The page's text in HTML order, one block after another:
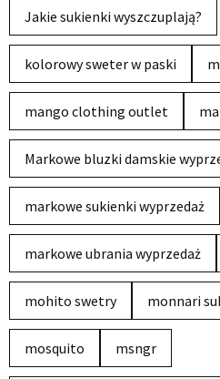
Jakie sukienki wyszczuplają?
kolorowy sweter w paski
mango clothing outlet
Markowe bluzki damskie
markowe sukienki wyprzedaż
markowe ubrania wyprzedaż
mohito swetry monnari
mosquito msngr